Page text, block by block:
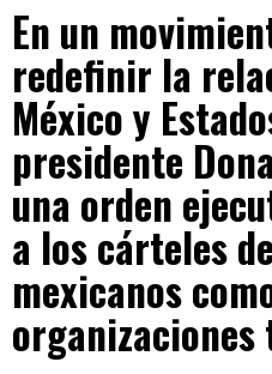
En un
redefinir la
México y
presidente
una orden
a los cárteles
mexicanos